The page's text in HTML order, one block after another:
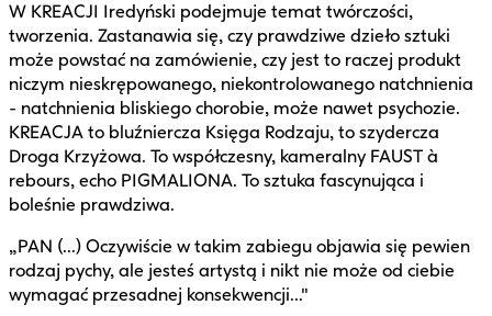
W KREACJI Iredyński podejmuje temat twórczości,
tworzenia. Zastanawia się, czy prawdziwe dzieło sztuki
może powstać na zamówienie, czy jest to raczej produkt
niczym nieskrępowanego, niekontrolowanego natchnienia
- natchnienia bliskiego chorobie, może nawet psychozie.
KREACJA to bluźniercza Księga Rodzaju, to szydercza
Droga Krzyżowa. To współczesny, kameralny FAUST à
rebours, echo PIGMALIONA. To sztuka fascynująca i
boleśnie prawdziwa.
„PAN (...) Oczywiście w takim zabiegu objawia się pewien
rodzaj pychy, ale jesteś artystą i nikt nie może od ciebie
wymagać przesadnej konsekwencji..."